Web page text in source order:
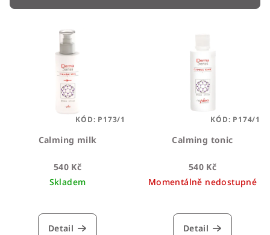
r
Calming milk
540 Kč
Skladem
Detail
KÓD: P173/1
Calming tonic
540 Kč
Momentálně nedostupné
hodnocení
produktu
Detail
KÓD: P174/1